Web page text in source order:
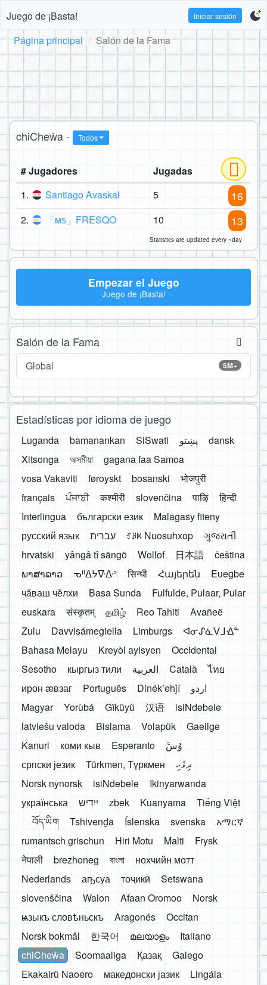
Juego de ¡Basta! Iniciar sesión
Página principal Salón de la Fama
chiCheŵa - Todos
# Jugadores
Jugadas
1.
Santiago Avaskal 5 16
2. 「мѕ」FRESQO 10 13
Statistics are updated every ~day
Empezar el Juego
Juego de ¡Basta!
Salón de la Fama
5M+
Global
Estadísticas por idioma de juego
Luganda bamanankan SiSwati پښتو
dansk
Xitsonga
অসমীয়া
gagana faa Samoa
vosa Vakaviti
føroyskt bosanski
भोजपुरी
français
ਪੰਜਾਬੀ कश्मीरी slovenčina पाऴि
हिन्दी
Interlingua
български език
Malagasy fiteny
русский язык
עברית ꆈꌠ꒿ Nuosuhxop
ગુજરાતી
hrvatski
yângâ tî sängö Wollof 日本語
čeština
ພາສາລາວ
ᓀᐦᐃᔭᐍᐏᐣ सिन्धी Հայերեն
Eʋegbe
чӑваш чӗлхи
Basa Sunda
Fulfulde, Pulaar, Pular
euskara
संस्कृतम् தமிழ் Reo Tahiti
Avañeẽ
Zulu
Davvisámegiella Limburgs
ᐊᓂᔑᓈᐯᒧᐎᓐ
Bahasa Melayu
Kreyòl ayisyen
Occidental
Sesotho
кыргыз тили العربية Català
ไทย
ирон æвзаг
Português Dinékʼehǰí
اردو
Magyar
Yorùbá Gĩkũyũ 汉语
isiNdebele
latviešu valoda
Bislama Volapük
Gaeilge
Kanuri
коми кыв Esperanto
َوُسَ
српски језик
Türkmen, Түркмен
ދިވެހި
Norsk nynorsk
isiNdebele
Ikinyarwanda
українська
ייִדיש zbek Kuanyama
Tiếng Việt
བོད་ཡིག
Tshivenḓa Íslenska svenska
አማርኛ
rumantsch grischun
Hiri Motu Malti
Frysk
नेपाली
brezhoneg বাংলা
нохчийн мотт
Nederlands
аҧсуа тоҷикӣ
Setswana
slovenščina
Walon Afaan Oromoo
Norsk
ѩзыкъ словѣньскъ
Aragonés
Occitan
Norsk bokmål
한국어 മലയാളം
Italiano
chiCheŵa
Soomaaliga Қазақ
Galego
Ekakairũ Naoero
македонски јазик
Lingála